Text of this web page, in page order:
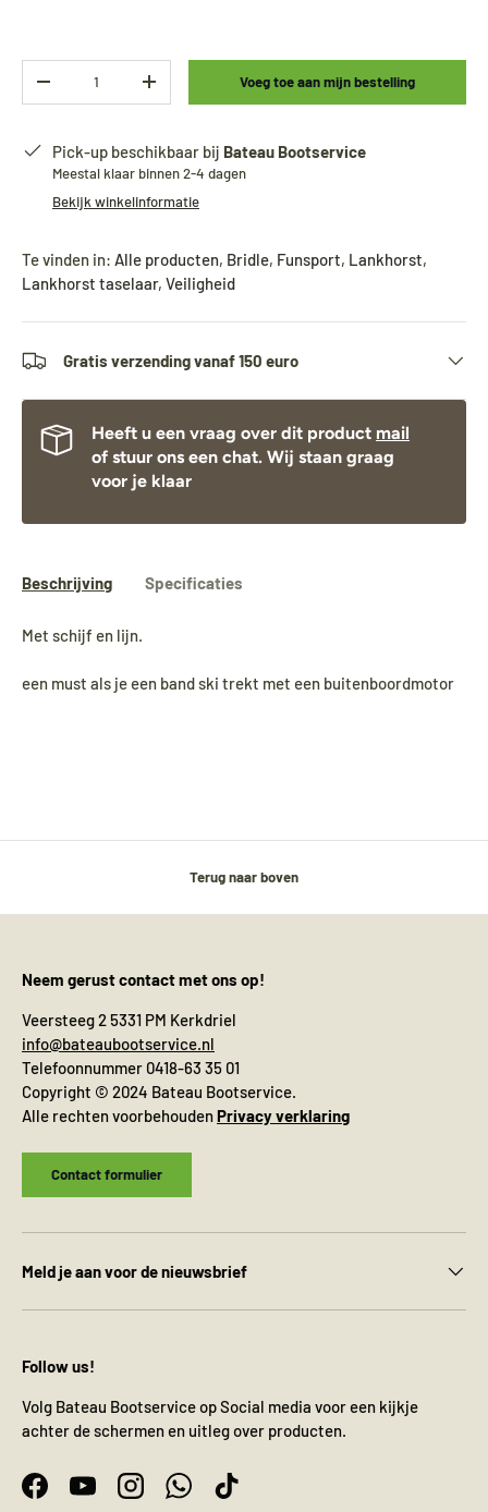
-
+ Voeg toe aan mijn bestelling
Pick-up beschikbaar bij Bateau Bootservice
Meestal klaar binnen 2-4 dagen
Bekijk winkelinformatie
Te vinden in: Alle producten, Bridle, Funsport, Lankhorst,
Lankhorst taselaar, Veiligheid
Gratis verzending vanaf 150 euro
Heeft u een vraag over dit product mail
of stuur ons een chat. Wij staan graag
voor je klaar
Beschrijving Specificaties
Met schijf en lijn.
een must als je een band ski trekt met een buitenboordmotor
Terug naar boven
Neem gerust contact met ons op!
Veersteeg 2 5331 PM Kerkdriel
info@bateaubootservice.nl
Telefoonnummer 0418-63 35 01
Copyright © 2024 Bateau Bootservice.
Alle rechten voorbehoudenPrivacy verklaring
Contact formulier
Meld je aan voor de nieuwsbrief
Follow us!
Volg Bateau Bootservice op Social media voor een kijkje
achter de schermen en uitleg over producten.
FacebookYouTubeInstagramWhatsAppTikTok